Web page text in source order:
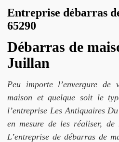
Entreprise débarras
65290
Débarras de
Juillan
Peu importe l’envergure de
maison et quelque soit le
l’entreprise Les Antiquaires
en mesure de les réaliser, de
L’entreprise de débarras de